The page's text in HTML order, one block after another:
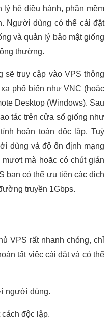
lý hệ điều hành, phần mềm
Người dùng có thể cài đặt
và quản lý bảo mật giống
thường.
truy cập vào VPS thông
phổ biến như VNC (hoặc
Desktop (Windows). Sau
tác trên cửa sổ giống như
hoàn toàn độc lập. Tuỳ
dùng và độ ổn định mạng
mà hoặc có chút gián
bạn có thể ưu tiên các dịch
truyền 1Gbps.
VPS rất nhanh chóng, chỉ
tất việc cài đặt và có thể
người dùng.
độc lập.